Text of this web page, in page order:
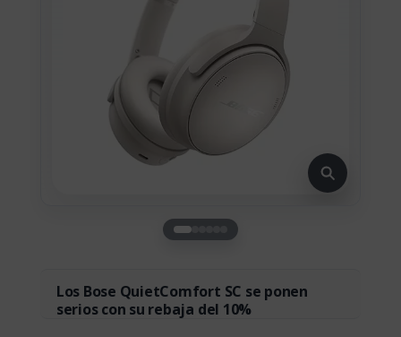
Los Bose QuietComfort SC se ponen
serios con su rebaja del 10%